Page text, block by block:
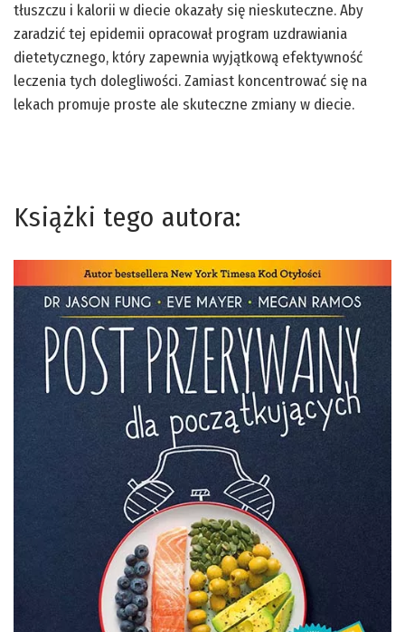
tłuszczu i kalorii w diecie okazały się nieskuteczne. Aby
zaradzić tej epidemii opracował program uzdrawiania
dietetycznego, który zapewnia wyjątkową efektywność
leczenia tych dolegliwości. Zamiast koncentrować się na
lekach promuje proste ale skuteczne zmiany w diecie.
Książki tego autora: